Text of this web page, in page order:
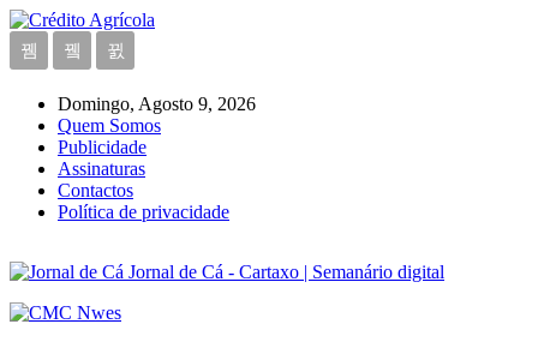
Domingo, Agosto 9, 2026
Quem Somos
Publicidade
Assinaturas
Contactos
Política de privacidade
Jornal de Cá - Cartaxo | Semanário digital